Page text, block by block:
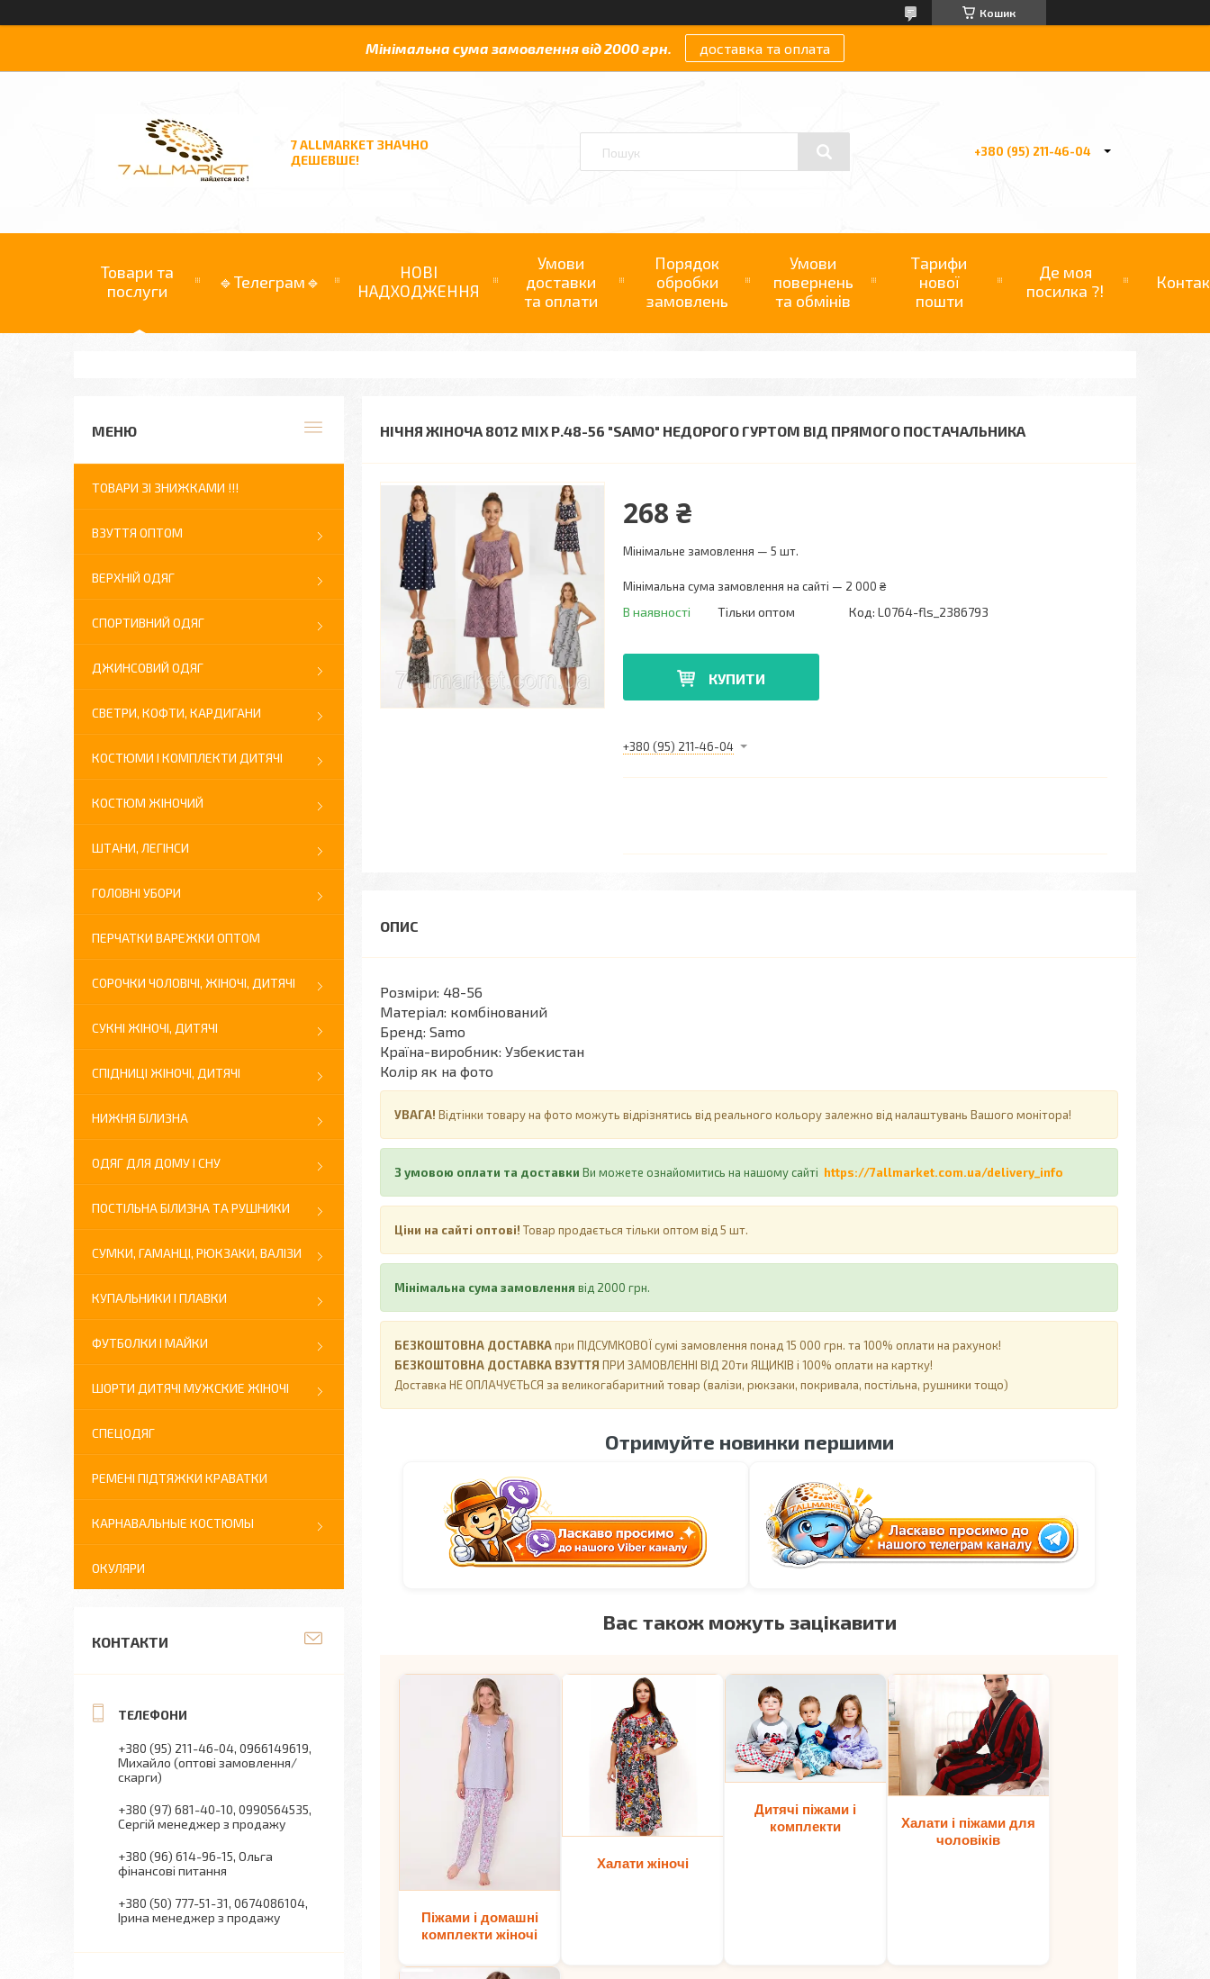
Кошик
Мінімальна сума замовлення від 2000 грн. доставка та оплата
7 ALLMARKET ЗНАЧНО
ДЕШЕВШЕ!
+380 (95) 211-46-04
Товари та
послуги
🔹Телеграм🔹
НОВІ
НАДХОДЖЕННЯ
Умови
доставки
та оплати
Порядок
обробки
замовлень
Умови
повернень
та обмінів
Тарифи
нової
пошти
Де моя
посилка ?!
НІЧНЯ ЖІНОЧА 8012 MIX Р.48-56 "SAMO" НЕДОРОГО ГУРТОМ ВІД ПРЯМОГО ПОСТАЧАЛЬНИКА
268 ₴
Мінімальне замовлення — 5 шт.
Мінімальна сума замовлення на сайті — 2 000 ₴
В наявності Тільки оптом Код: L0764-fls_2386793
КУПИТИ
+380 (95) 211-46-04
Розміри: 48-56
Матеріал: комбінований
Бренд: Samo
Країна-виробник: Узбекистан
Колір як на фото
УВАГА! Відтінки товару на фото можуть відрізнятись від реального кольору залежно від налаштувань Вашого монітора!
З умовою оплати та доставки Ви можете ознайомитись на нашому сайті https://7allmarket.com.ua/delivery_info
Ціни на сайті оптові! Товар продається тільки оптом від 5 шт.
Мінімальна сума замовлення від 2000 грн.
БЕЗКОШТОВНА ДОСТАВКАпри ПІДСУМКОВОЇ сумі замовлення понад 15 000 грн. та 100% оплати на рахунок!
БЕЗКОШТОВНА ДОСТАВКА ВЗУТТЯ ПРИ ЗАМОВЛЕННІ ВІД 20ти ЯЩИКІВ і 100% оплати на картку!
Доставка НЕ ​​ОПЛАЧУЄТЬСЯ за великогабаритний товар (валізи, рюкзаки, покривала, постільна, рушники тощо)
Отримуйте новинки першими
Вас також можуть зацікавити
Піжами і домашні
комплекти жіночі
Халати жіночі
Дитячі піжами і
комплекти
Халати і піжами для
чоловіків
ТОВАРИ ЗІ ЗНИЖКАМИ !!!
ВЗУТТЯ ОПТОМ
ВЕРХНІЙ ОДЯГ
СПОРТИВНИЙ ОДЯГ
ДЖИНСОВИЙ ОДЯГ
СВЕТРИ, КОФТИ, КАРДИГАНИ
КОСТЮМИ І КОМПЛЕКТИ ДИТЯЧІ
КОСТЮМ ЖІНОЧИЙ
ШТАНИ, ЛЕГІНСИ
ГОЛОВНІ УБОРИ
ПЕРЧАТКИ ВАРЕЖКИ ОПТОМ
СОРОЧКИ ЧОЛОВІЧІ, ЖІНОЧІ, ДИТЯЧІ
СУКНІ ЖІНОЧІ, ДИТЯЧІ
СПІДНИЦІ ЖІНОЧІ, ДИТЯЧІ
НИЖНЯ БІЛИЗНА
ОДЯГ ДЛЯ ДОМУ І СНУ
ПОСТІЛЬНА БІЛИЗНА ТА РУШНИКИ
СУМКИ, ГАМАНЦІ, РЮКЗАКИ, ВАЛІЗИ
КУПАЛЬНИКИ І ПЛАВКИ
ФУТБОЛКИ І МАЙКИ
ШОРТИ ДИТЯЧІ МУЖСКИЕ ЖІНОЧІ
СПЕЦОДЯГ
РЕМЕНІ ПІДТЯЖКИ КРАВАТКИ
КАРНАВАЛЬНЫЕ КОСТЮМЫ
ОКУЛЯРИ
КОНТАКТИ
+380 (95) 211-46-04 0966149619
Михайло (оптові замовлення/
скарги)
+380 (97) 681-40-10 0990564535
Сергій менеджер з продажу
+380 (96) 614-96-15 Ольга
фінансові питання
+380 (50) 777-51-31 0674086104
Ірина менеджер з продажу